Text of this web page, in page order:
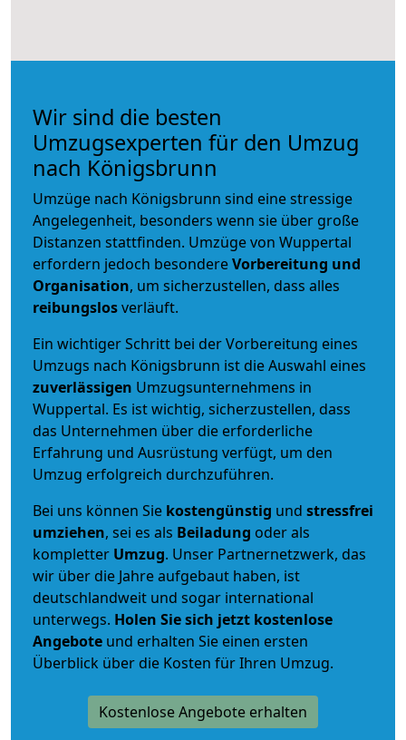
Wir sind die besten
Umzugsexperten für den Umzug
nach Königsbrunn
Umzüge nach Königsbrunn sind eine stressige
Angelegenheit, besonders wenn sie über große
Distanzen stattfinden. Umzüge von Wuppertal
erfordern jedoch besondereVorbereitung und
Organisation, um sicherzustellen, dass alles
reibungslosverläuft.
Ein wichtiger Schritt bei der Vorbereitung eines
Umzugs nach Königsbrunn ist die Auswahl eines
zuverlässigen Umzugsunternehmens in
Wuppertal. Es ist wichtig, sicherzustellen, dass
das Unternehmen über die erforderliche
Erfahrung und Ausrüstung verfügt, um den
Umzug erfolgreich durchzuführen.
Bei uns können Sie kostengünstig und stressfrei
umziehen, sei es als Beiladung oder als
kompletter Umzug. Unser Partnernetzwerk, das
wir über die Jahre aufgebaut haben, ist
deutschlandweit und sogar international
unterwegs. Holen Sie sich jetzt kostenlose
Angebote und erhalten Sie einen ersten
Überblick über die Kosten für Ihren Umzug.
Kostenlose Angebote erhalten